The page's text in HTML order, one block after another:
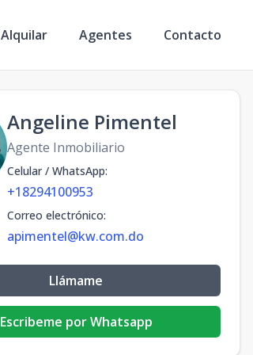
Alquilar Agentes Contacto
Angeline Pimentel
Agente Inmobiliario
Celular / WhatsApp:
+18294100953
Correo electrónico:
apimentel@kw.com.do
Llámame
Escribeme por Whatsapp